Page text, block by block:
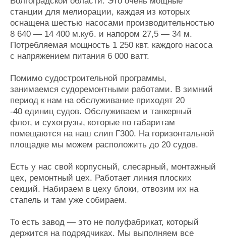
станции для мелиорации, каждая из которых
оснащена шестью насосами производительностью
8 640 — 14 400 м.куб. и напором 27,5 — 34 м.
Потребляемая мощность 1 250 квт. каждого насоса
с напряжением питания 6 000 ватт.
Помимо судостроительной программы,
занимаемся судоремонтными работами. В зимний
период к нам на обслуживание приходят 20
-40 единиц судов. Обслуживаем и танкерный
флот, и сухогрузы, которые по габаритам
помещаются на наш слип Г300. На горизонтальной
площадке мы можем расположить до 20 судов.
Есть у нас свой корпусный, слесарный, монтажный
цех, ремонтный цех. Работает линия плоских
секций. Набираем в цеху блоки, отвозим их на
стапель и там уже собираем.
То есть завод — это не полуфабрикат, который
держится на подрядчиках. Мы выполняем все